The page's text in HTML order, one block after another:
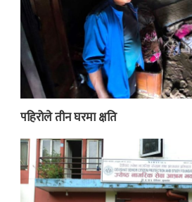
पहिरोले तीन घरमा क्षति